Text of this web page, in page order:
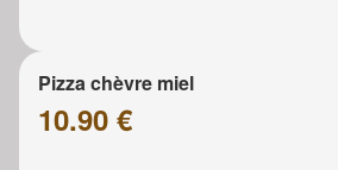
Pizza chèvre miel
10.90 €